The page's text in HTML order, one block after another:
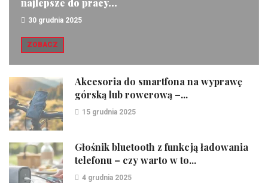
najlepsze do pracy...
30 grudnia 2025
ZOBACZ
Akcesoria do smartfona na wyprawę
górską lub rowerową –...
15 grudnia 2025
Głośnik bluetooth z funkcją ładowania
telefonu – czy warto w to...
4 grudnia 2025